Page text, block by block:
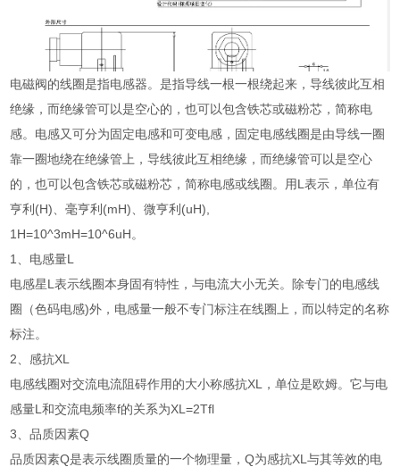
电磁阀的线圈是指电感器。是指导线一根一根绕起来，导线彼此互相
绝缘，而绝缘管可以是空心的，也可以包含铁芯或磁粉芯，简称电
感。电感又可分为固定电感和可变电感，固定电感线圈是由导线一圈
靠一圈地绕在绝缘管上，导线彼此互相绝缘，而绝缘管可以是空心
的，也可以包含铁芯或磁粉芯，简称电感或线圈。用L表示，单位有
亨利(H)、毫亨利(mH)、微亨利(uH),
1H=10^3mH=10^6uH。
1、电感量L
电感星L表示线圈本身固有特性，与电流大小无关。除专门的电感线
圈（色码电感)外，电感量一般不专门标注在线圈上，而以特定的名称
标注。
2、感抗XL
电感线圈对交流电流阻碍作用的大小称感抗XL，单位是欧姆。它与电
感量L和交流电频率f的关系为XL=2Tfl
3、品质因素Q
品质因素Q是表示线圈质量的一个物理量，Q为感抗XL与其等效的电